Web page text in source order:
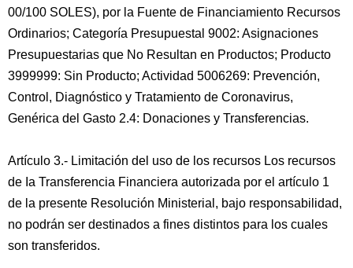
00/100 SOLES), por la Fuente de Financiamiento Recursos
Ordinarios; Categoría Presupuestal 9002: Asignaciones
Presupuestarias que No Resultan en Productos; Producto
3999999: Sin Producto; Actividad 5006269: Prevención,
Control, Diagnóstico y Tratamiento de Coronavirus,
Genérica del Gasto 2.4: Donaciones y Transferencias.
Artículo 3.- Limitación del uso de los recursos Los recursos
de Ia Transferencia Financiera autorizada por el artículo 1
de la presente Resolución Ministerial, bajo responsabilidad,
no podrán ser destinados a fines distintos para los cuales
son transferidos.